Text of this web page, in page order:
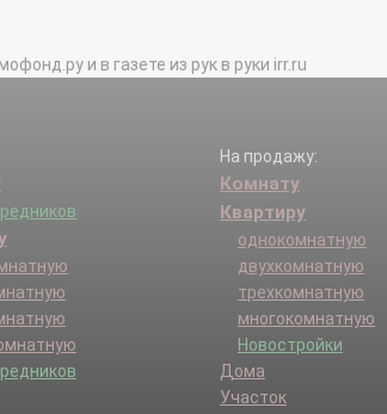
и в газете из рук в руки irr.ru
На продажу:
Комнату
Квартиру
однокомнатную
двухкомнатную
трехкомнатную
многокомнатную
Новостройки
Дома
Участок